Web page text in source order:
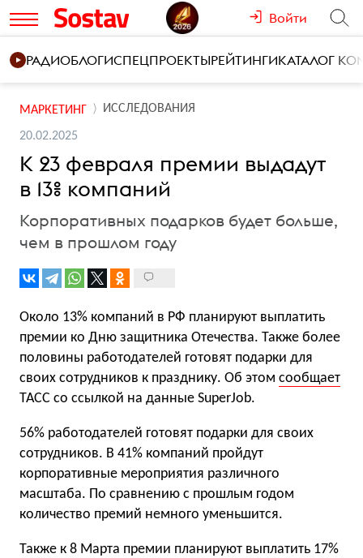
Войти
РАДИОБЛОГИСПЕЦПРОЕКТЫРЕЙТИНГИКАТАЛОГ
МАРКЕТИНГ ИССЛЕДОВАНИЯ
20.02.2025
К 23 февраля премии выдадут
в 13% компаний
Корпоративных подарков будет больше,
чем в прошлом году
Около 13% компаний в РФ планируют выплатить
премии ко Дню защитника Отечества. Также более
половины работодателей готовят подарки для
своих сотрудников к празднику. Об этом сообщает
ТАСС со ссылкой на данные SuperJob.
56% работодателей готовят подарки для своих
сотрудников. В 41% компаний пройдут
корпоративные мероприятия различного
масштаба. По сравнению с прошлым годом
количество премий немного уменьшится.
Также к 8 Марта премии планируют выплатить 17%